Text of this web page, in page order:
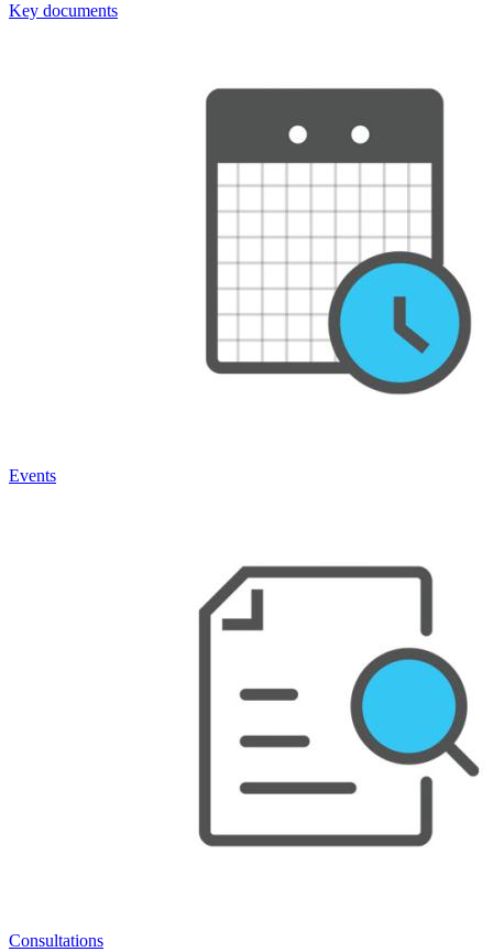
Key documents
Events
Consultations